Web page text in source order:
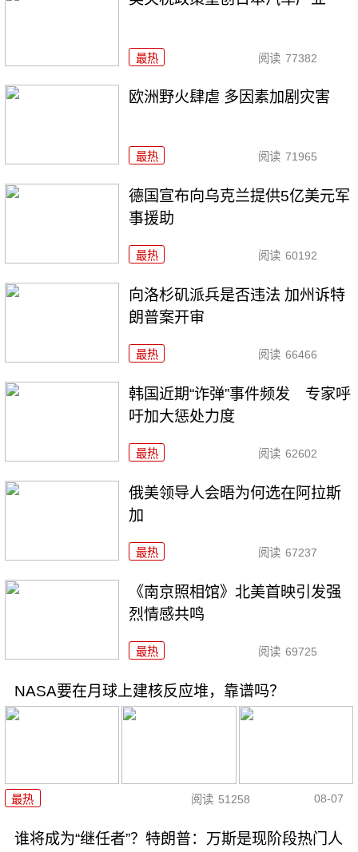
最热 阅读 77382
欧洲野火肆虐 多因素加剧灾害
最热 阅读 71965
德国宣布向乌克兰提供5亿美元军
事援助
最热 阅读 60192
向洛杉矶派兵是否违法 加州诉特
朗普案开审
最热 阅读 66466
韩国近期“诈弹”事件频发 专家呼
吁加大惩处力度
最热 阅读 62602
俄美领导人会晤为何选在阿拉斯
加
最热 阅读 67237
《南京照相馆》北美首映引发强
烈情感共鸣
最热 阅读 69725
NASA要在月球上建核反应堆，靠谱吗？
最热 阅读 51258 08-07
谁将成为“继任者”？特朗普：万斯是现阶段热门人